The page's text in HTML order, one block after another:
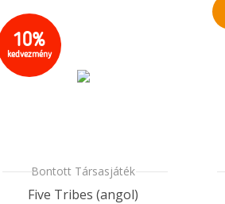
10%
kedvezmény
Bontott Társasjáték
Five Tribes (angol)